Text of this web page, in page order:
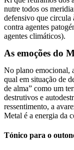
nutre todos os
defensivo que circula
contra agentes
agentes climáticos).
As emoções do
No plano emocional,
qual em situação de
de alma” como um
destrutivos e
ressentimento, a
Metal é a energia da
Tónico para o